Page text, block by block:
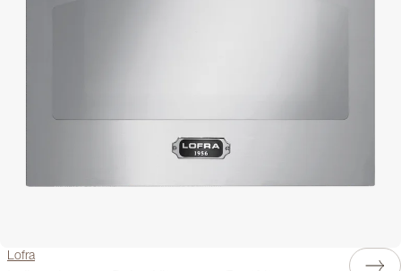
Lofra